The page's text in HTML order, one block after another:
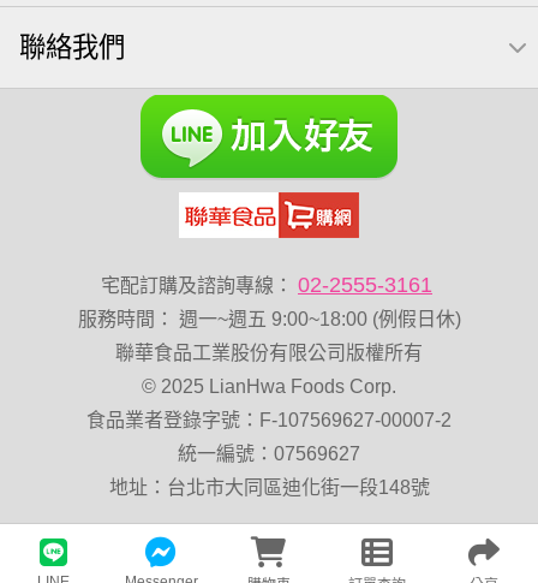
萬歲牌堅果飲 滿天星 卡廸那 95℃鮮脆三色丁
無調味綜合堅果
VA 萬歲牌 總匯點心包(42gx20包) 杏仁
開心果 萬歲牌 禮盒 三角飯糰 萬歲牌 米果
全聯 海苔細 無調味綜合果
黑豆 蜜汁腰果 綜合堅果
全聯 海苔 無加糖 萬歲牌 堅果小包裝活力堅果
Diy飯糰 萬歲牌小魚 蔓越梅 三角 杏仁小魚乾
隨手包 60g 栗 全聯 核桃 山葵
寶咖咖 15g 豌豆
Costco 萬歲牌堅果 綜合 總匯點心 飯糰
聯絡我們
宅配訂購及諮詢專線： 02-2555-3161
服務時間 ：
週一~週五 9:00~18:00 (例假日休)
聯華食品工業股份有限公司版權所有
© 2025 LianHwa Foods Corp.
食品業者登錄字號：F-107569627-00007-2
統一編號：07569627
地址：台北市大同區迪化街一段148號